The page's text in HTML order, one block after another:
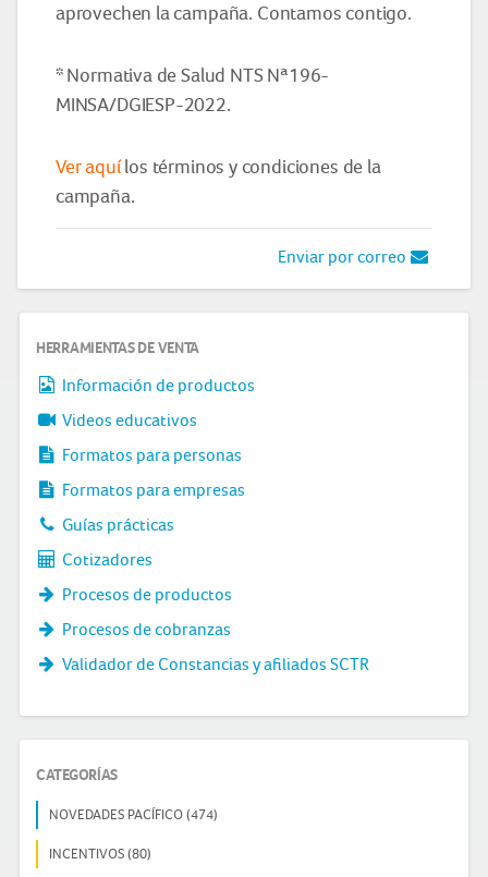
aprovechen la campaña. Contamos contigo.
*Normativa de Salud NTS Nª196-
MINSA/DGIESP-2022.
Ver aquílos términos y condiciones de la
campaña.
Enviar por correo
HERRAMIENTAS DE VENTA
Información de productos
Videos educativos
Formatos para personas
Formatos para empresas
Guías prácticas
Cotizadores
Procesos de productos
Procesos de cobranzas
Validador de Constancias y afiliados SCTR
CATEGORÍAS
NOVEDADES PACÍFICO (474)
INCENTIVOS (80)